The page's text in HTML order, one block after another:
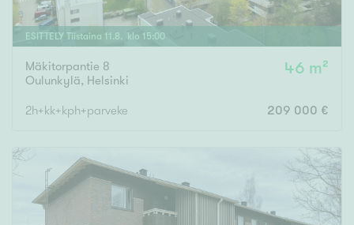
ESITTELY Tiistaina 11 . 8 . klo 15:00
Mäkitorpantie 8
Oulunkylä, Helsinki
46 m²
2h+kk+kph+parveke 209 000 €